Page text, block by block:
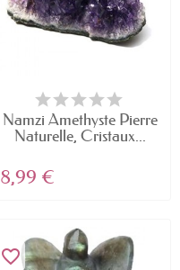
Namzi Amethyste Pierre
Naturelle, Cristaux...
8,99 €
favorite_border